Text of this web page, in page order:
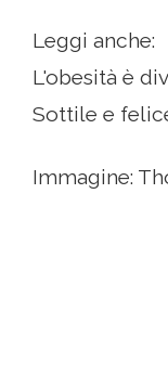
Leggi anche:
L'obesità è
Sottile e
Immagine: